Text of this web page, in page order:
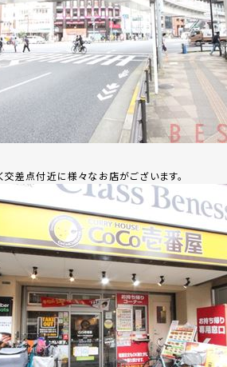
差点付近に様々なお店がございます。